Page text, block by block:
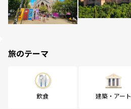
旅のテーマ
飲食 建築・アート